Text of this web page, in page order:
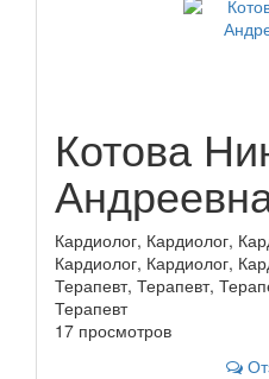
Котова
Кардиолог, Кардиолог,
Кардиолог, Кардиолог,
Терапевт, Терапевт,
Терапевт
17 просмотров